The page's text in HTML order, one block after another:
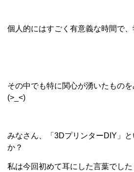
個人的にはすごく有意義な時間で
その中でも特に関心が湧いたもの
(>_<)
みなさん、「3DプリンターDIY」
か？
私は今回初めて耳にした言葉でした